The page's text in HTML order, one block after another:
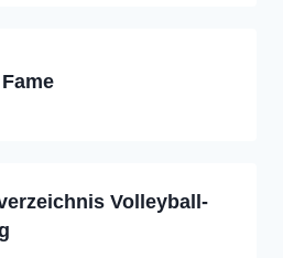
Volleyball-